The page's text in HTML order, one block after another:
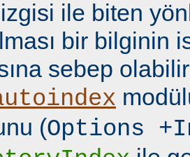
ile biten
bir bilginin
sebep
(Options